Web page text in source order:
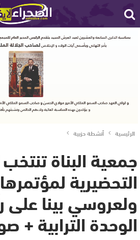
الرئيسية أنشطة حزبية
جمعية البناة تنتخب
التحضيرية
ولعروسي بينا على
الوحدة الترابية +